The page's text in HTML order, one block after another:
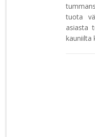
tuota
asiasta
kauniilta